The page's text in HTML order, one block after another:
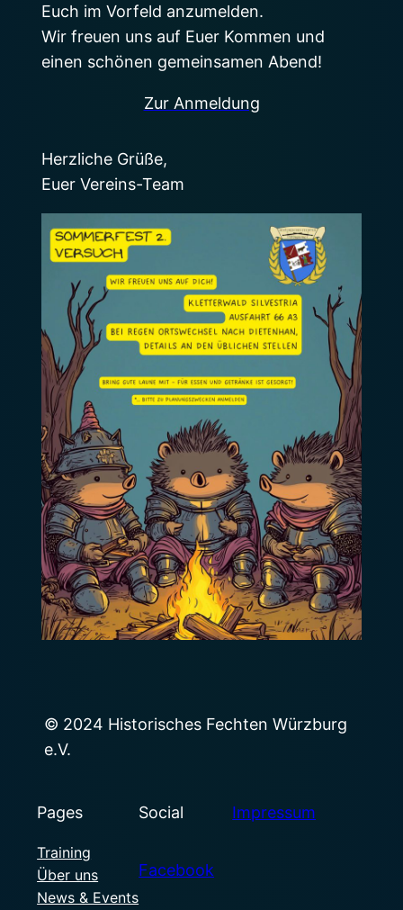
Euch im Vorfeld anzumelden.
Wir freuen uns auf Euer Kommen und
einen schönen gemeinsamen Abend!
Zur Anmeldung
Herzliche Grüße,
Euer Vereins-Team
© 2024 Historisches Fechten Würzburg
e.V.
Pages
Training
Über uns
News & Events
Social
Facebook
Impressum